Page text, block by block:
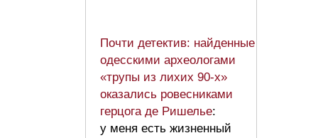
Почти детектив: найденные
одесскими археологами
«трупы из лихих 90-х»
оказались ровесниками
герцога де Ришелье:
у меня есть жизненный